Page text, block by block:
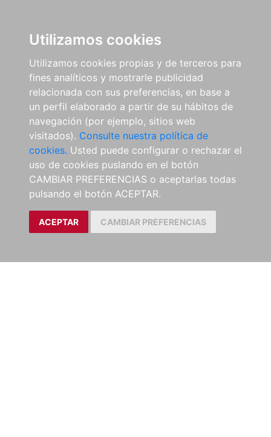
Utilizamos cookies
Utilizamos cookies propias y de terceros para
fines analíticos y mostrarle publicidad
relacionada con sus preferencias, en base a
un perfil elaborado a partir de su hábitos de
navegación (por ejemplo, sitios web
visitados). Consulte nuestra política de
cookies. Usted puede configurar o rechazar el
uso de cookies puslando en el botón
CAMBIAR PREFERENCIAS o aceptarlas todas
pulsando el botón ACEPTAR.
ACEPTAR CAMBIAR PREFERENCIAS